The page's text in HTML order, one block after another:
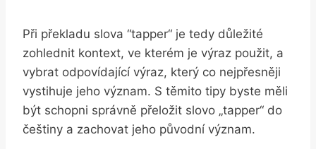
Při překladu slova ‍“tapper“ je ‌tedy důležité
zohlednit kontext, ve‌ kterém je výraz použit, a
vybrat odpovídající ‍výraz, který co nejpřesněji
vystihuje jeho význam. S těmito tipy byste měli
být schopni správně přeložit slovo „tapper“ do
češtiny a zachovat jeho původní význam.